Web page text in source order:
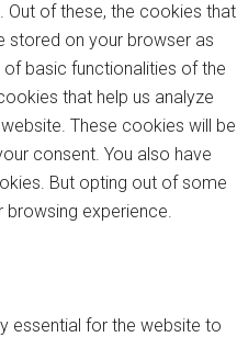
Out of these, the cookies that
stored on your browser as
basic functionalities of the
that help us analyze
These cookies will be
consent. You also have
But opting out of some
experience.
essential for the website to